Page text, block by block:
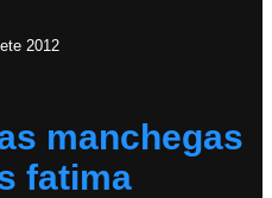
2012
manchegas
fatima